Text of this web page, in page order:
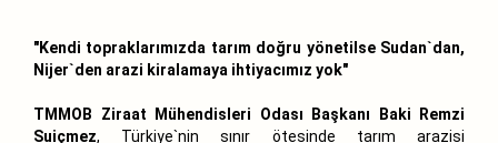
"Kendi topraklarımızda tarım doğru yönetilse Sudan`dan,
Nijer`den arazi kiralamaya ihtiyacımız yok"
TMMOB Ziraat Mühendisleri Odası Başkanı Baki Remzi
Suiçmez, Türkiye`nin sınır ötesinde tarım arazisi